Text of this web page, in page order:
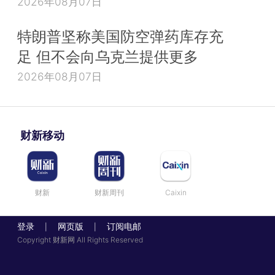
特朗普坚称美国防空弹药库存充
足 但不会向乌克兰提供更多
2026年08月07日
财新移动
财新 财新周刊 Caixin
登录 网页版 订阅电邮
Copyright 财新网 All Rights Reserved